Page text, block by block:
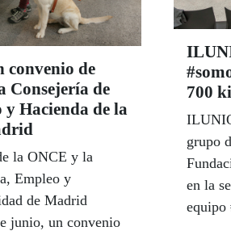
de
Consejería de
Hacienda de la
la ONCE y la
Empleo y
de Madrid
junio, un convenio
700
grupo
en la
equipo